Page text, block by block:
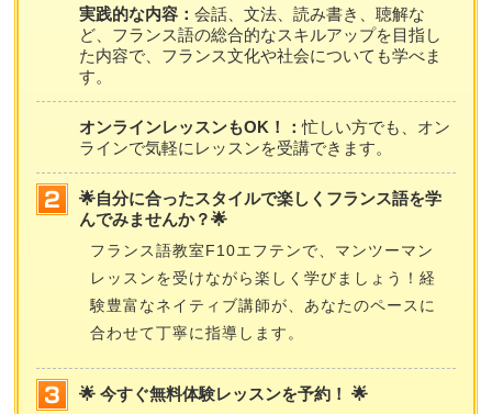
実践的な内容：会話、文法、読み書き、聴解な
ど、フランス語の総合的なスキルアップを目指し
た内容で、フランス文化や社会についても学べま
す。
オンラインレッスンもOK！：忙しい方でも、オン
ラインで気軽にレッスンを受講できます。
🌟自分に合ったスタイルで楽しくフランス語を学
んでみませんか？🌟
フランス語教室F10エフテンで、マンツーマン
レッスンを受けながら楽しく学びましょう！経
験豊富なネイティブ講師が、あなたのペースに
合わせて丁寧に指導します。
🌟 今すぐ無料体験レッスンを予約！ 🌟